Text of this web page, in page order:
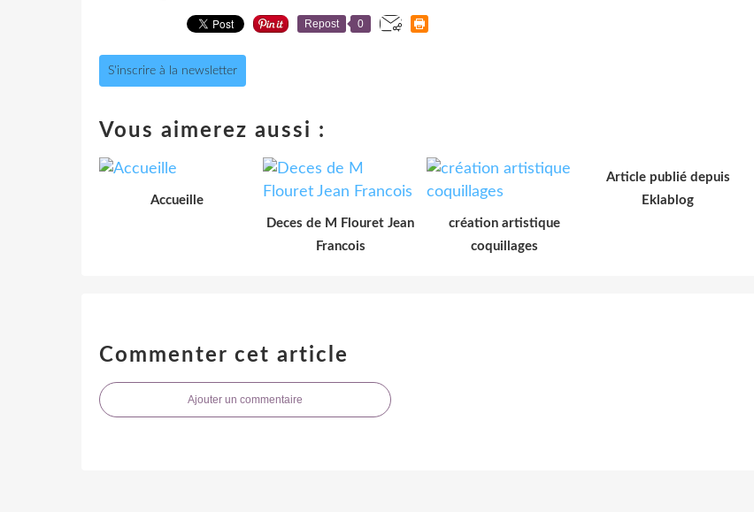
Repost 0
S'inscrire à la newsletter
Vous aimerez aussi :
Accueille
Deces de M Flouret Jean
Francois
création artistique
coquillages
Article publié depuis
Eklablog
Commenter cet article
Ajouter un commentaire